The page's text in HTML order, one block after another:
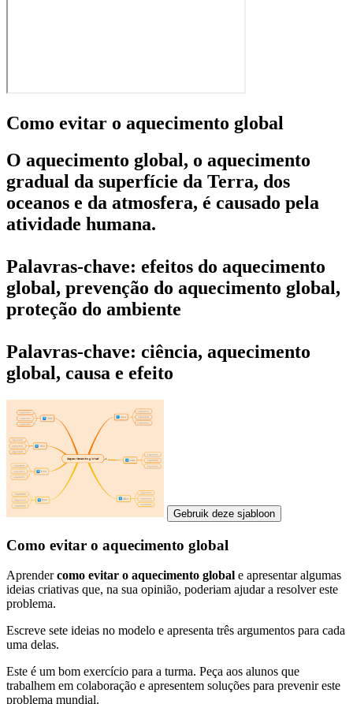
Como evitar o aquecimento global
O aquecimento global, o aquecimento
gradual da superfície da Terra, dos
oceanos e da atmosfera, é causado pela
atividade humana.
Palavras-chave: efeitos do aquecimento
global, prevenção do aquecimento global,
proteção do ambiente
Palavras-chave: ciência, aquecimento
global, causa e efeito
Gebruik deze sjabloon
Como evitar o aquecimento global
Aprendercomo evitar o aquecimento global e apresentar algumas
ideias criativas que, na sua opinião, poderiam ajudar a resolver este
problema.
Escreve sete ideias no modelo e apresenta três argumentos para cada
uma delas.
Este é um bom exercício para a turma. Peça aos alunos que
trabalhem em colaboração e apresentem soluções para prevenir este
problema mundial.